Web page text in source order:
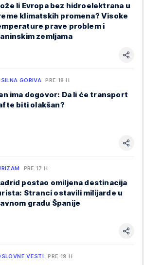
li Evropa bez hidroelektrana u
klimatskih promena? Visoke
prave problem i
zemljama
GORIVA PRE 18 H
ima dogovor: Da li će transport
biti olakšan?
PRE 17 H
postao omiljena destinacija
Stranci ostavili milijarde u
gradu Španije
VESTI PRE 19 H